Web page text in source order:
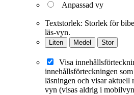
Anpassad vy
Textstorlek: Storlek för
läs-vyn.
Liten Medel Stor
Visa
innehållsförteckningen
läsningen och visar aktuell
vyn (visas aldrig i